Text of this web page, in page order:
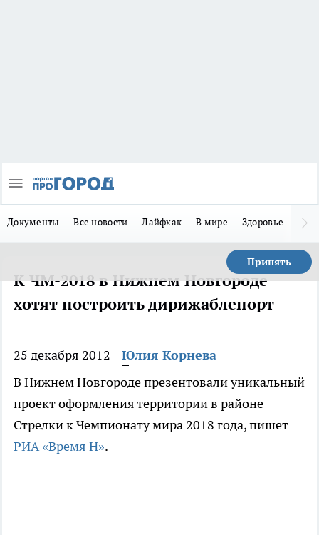
Документы Все новости Лайфхак В мире Здоровье
Принять
К ЧМ-2018 в Нижнем Новгороде
хотят построить дирижаблепорт
25 декабря 2012
Юлия Корнева
В Нижнем Новгороде презентовали уникальный
проект оформления территории в районе
Стрелки к Чемпионату мира 2018 года, пишет
РИА «Время Н».